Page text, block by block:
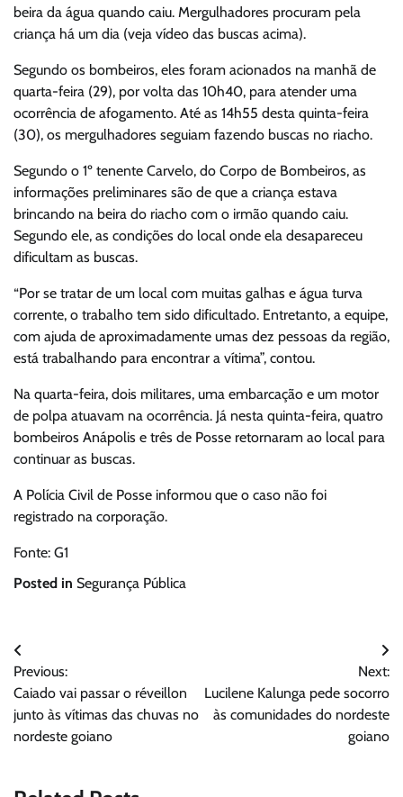
beira da água quando caiu. Mergulhadores procuram pela
criança há um dia (veja vídeo das buscas acima).
Segundo os bombeiros, eles foram acionados na manhã de
quarta-feira (29), por volta das 10h40, para atender uma
ocorrência de afogamento. Até as 14h55 desta quinta-feira
(30), os mergulhadores seguiam fazendo buscas no riacho.
Segundo o 1º tenente Carvelo, do Corpo de Bombeiros, as
informações preliminares são de que a criança estava
brincando na beira do riacho com o irmão quando caiu.
Segundo ele, as condições do local onde ela desapareceu
dificultam as buscas.
“Por se tratar de um local com muitas galhas e água turva
corrente, o trabalho tem sido dificultado. Entretanto, a equipe,
com ajuda de aproximadamente umas dez pessoas da região,
está trabalhando para encontrar a vítima”, contou.
Na quarta-feira, dois militares, uma embarcação e um motor
de polpa atuavam na ocorrência. Já nesta quinta-feira, quatro
bombeiros Anápolis e três de Posse retornaram ao local para
continuar as buscas.
A Polícia Civil de Posse informou que o caso não foi
registrado na corporação.
Fonte: G1
Posted in Segurança Pública
Navegação
de
Post
Previous:
Caiado vai passar o réveillon
junto às vítimas das chuvas no
nordeste goiano
Next:
Lucilene Kalunga pede socorro
às comunidades do nordeste
goiano